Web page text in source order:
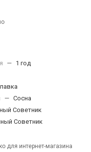
— 1 год
лавка
— Сосна
Советник
Советник
для интернет-магазина